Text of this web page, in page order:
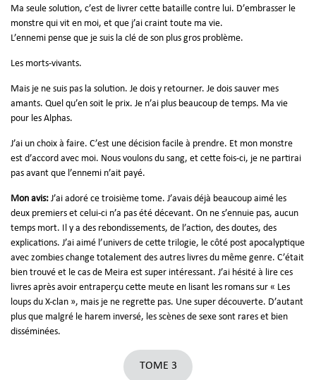
Ma seule solution, c’est de livrer cette bataille contre lui. D’embrasser le
monstre qui vit en moi, et que j’ai craint toute ma vie.
L’ennemi pense que je suis la clé de son plus gros problème.
Les morts-vivants.
Mais je ne suis pas la solution. Je dois y retourner. Je dois sauver mes
amants. Quel qu’en soit le prix. Je n’ai plus beaucoup de temps. Ma vie
pour les Alphas.
J’ai un choix à faire. C’est une décision facile à prendre. Et mon monstre
est d’accord avec moi. Nous voulons du sang, et cette fois-ci, je ne partirai
pas avant que l’ennemi n’ait payé.
Mon avis: J’ai adoré ce troisième tome. J’avais déjà beaucoup aimé les
deux premiers et celui-ci n’a pas été décevant. On ne s’ennuie pas, aucun
temps mort. Il y a des rebondissements, de l’action, des doutes, des
explications. J’ai aimé l’univers de cette trilogie, le côté post apocalyptique
avec zombies change totalement des autres livres du même genre. C’était
bien trouvé et le cas de Meira est super intéressant. J’ai hésité à lire ces
livres après avoir entraperçu cette meute en lisant les romans sur « Les
loups du X-clan », mais je ne regrette pas. Une super découverte. D’autant
plus que malgré le harem inversé, les scènes de sexe sont rares et bien
disséminées.
TOME 3